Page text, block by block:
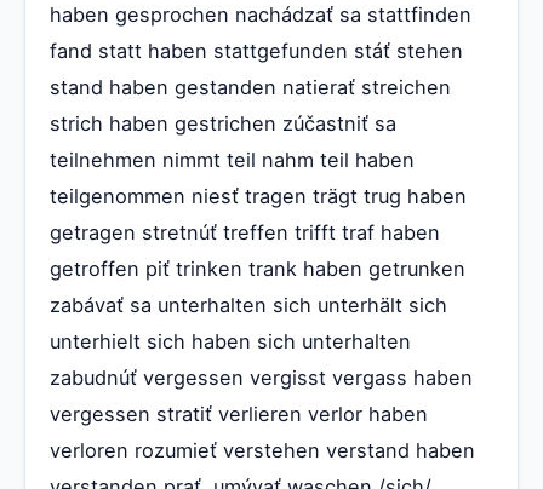
haben gesprochen nachádzať sa stattfinden
fand statt haben stattgefunden stáť stehen
stand haben gestanden natierať streichen
strich haben gestrichen zúčastniť sa
teilnehmen nimmt teil nahm teil haben
teilgenommen niesť tragen trägt trug haben
getragen stretnúť treffen trifft traf haben
getroffen piť trinken trank haben getrunken
zabávať sa unterhalten sich unterhält sich
unterhielt sich haben sich unterhalten
zabudnúť vergessen vergisst vergass haben
vergessen stratiť verlieren verlor haben
verloren rozumieť verstehen verstand haben